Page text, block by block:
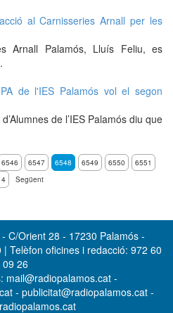
al Carnisseries Arnall per les
Arnall Palamós, Lluís Feliu, es
de l'IES Palamós vol el segon
de l’IES Palamós diu que
6546 6547 6548 6549 6550
6551
Següent
C/Orient 28 - 17230 Palamós -
Telèfon oficines i redacció: 972 60
09 26
mail@radiopalamos.cat -
- publicitat@radiopalamos.cat -